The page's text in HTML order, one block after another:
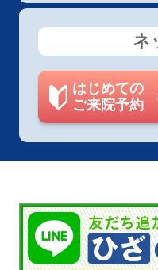
ネ
はじめての
ご来院予約